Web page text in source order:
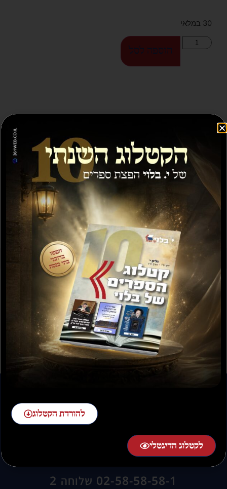
30 במלאי
הוספה לסל
ספרים נוספים שיעניינו אותך...
תשועה ברוב יועץ
₪35.00 ₪15.00
תשובה מאת הרב ראובן
לויכטר שליטא
20.00 – ₪30.00
להזמנות חייגו:
02-58-58-58-1 שלוחה 2
להורדת הקטלוג
לקטלוג הדיגטלי